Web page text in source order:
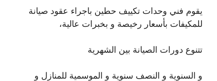
يقوم فني وحدات تكييف حطين باجراء عقود صيانة
للمكيفات بأسعار رخيصة و بخبرات عالية،
تتنوع دورات الصيانة بين الشهرية
و السنوية و النصف سنوية و الموسمية للمنازل و